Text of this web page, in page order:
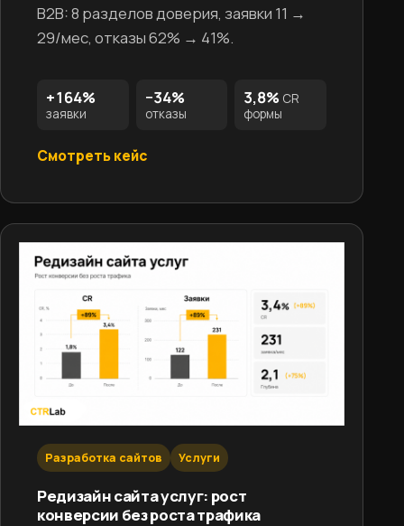
B2B: 8 разделов доверия, заявки 11 →
29/мес, отказы 62% → 41%.
+164%
заявки
−34%
отказы
3,8% CR
формы
Смотреть кейс
Разработка сайтов Услуги
Редизайн сайта услуг: рост
конверсии без роста трафика